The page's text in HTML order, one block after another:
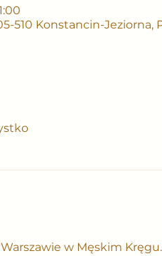
510 Konstancin-Jeziorna,
w Męskim